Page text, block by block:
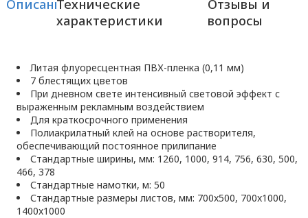
ОписаниеТехнические
характеристики
Отзывы и
вопросы
Литая флуоресцентная ПВХ-пленка (0,11 мм)
7 блестящих цветов
При дневном свете интенсивный световой эффект с
выраженным рекламным воздействием
Для краткосрочного применения
Полиакрилатный клей на основе растворителя,
обеспечивающий постоянное прилипание
Стандартные ширины, мм: 1260, 1000, 914, 756, 630, 500,
466, 378
Стандартные намотки, м: 50
Стандартные размеры листов, мм: 700x500, 700x1000,
1400x1000